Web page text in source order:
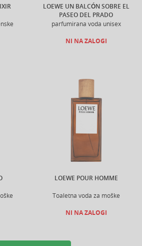
LOEWE UN BALCÓN SOBRE EL
PASEO DEL PRADO
parfumirana voda unisex
NI NA ZALOGI
LOEWE POUR HOMME
Toaletna voda za moške
NI NA ZALOGI